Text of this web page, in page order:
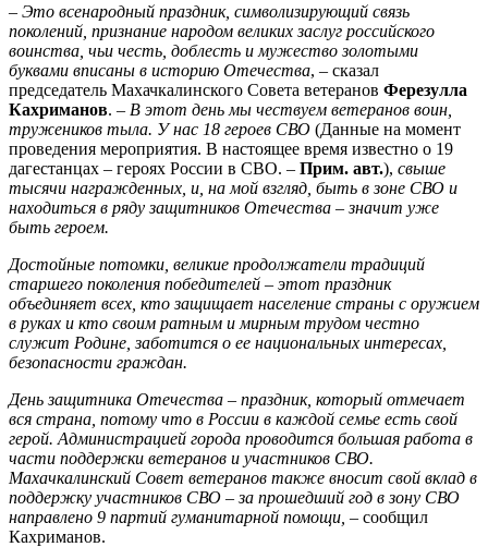
– Это всенародный праздник, символизирующий связь
поколений, признание народом великих заслуг российского
воинства, чьи честь, доблесть и мужество золотыми
буквами вписаны в историю Отечества, – сказал
председатель Махачкалинского Совета ветеранов Ферезулла
Кахриманов. – В этот день мы чествуем ветеранов воин,
тружеников тыла. У нас 18 героев СВО (Данные на момент
проведения мероприятия. В настоящее время известно о 19
дагестанцах – героях России в СВО. – Прим. авт.), свыше
тысячи награжденных, и, на мой взгляд, быть в зоне СВО и
находиться в ряду защитников Отечества – значит уже
быть героем.
Достойные потомки, великие продолжатели традиций
старшего поколения победителей – этот праздник
объединяет всех, кто защищает население страны с оружием
в руках и кто своим ратным и мирным трудом честно
служит Родине, заботится о ее национальных интересах,
безопасности граждан.
День защитника Отечества – праздник, который отмечает
вся страна, потому что в России в каждой семье есть свой
герой. Администрацией города проводится большая работа в
части поддержки ветеранов и участников СВО.
Махачкалинский Совет ветеранов также вносит свой вклад в
поддержку участников СВО – за прошедший год в зону СВО
направлено 9 партий гуманитарной помощи, – сообщил
Кахриманов.